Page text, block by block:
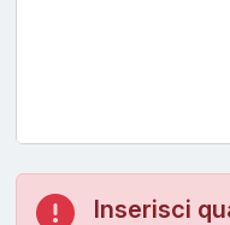
Inserisci